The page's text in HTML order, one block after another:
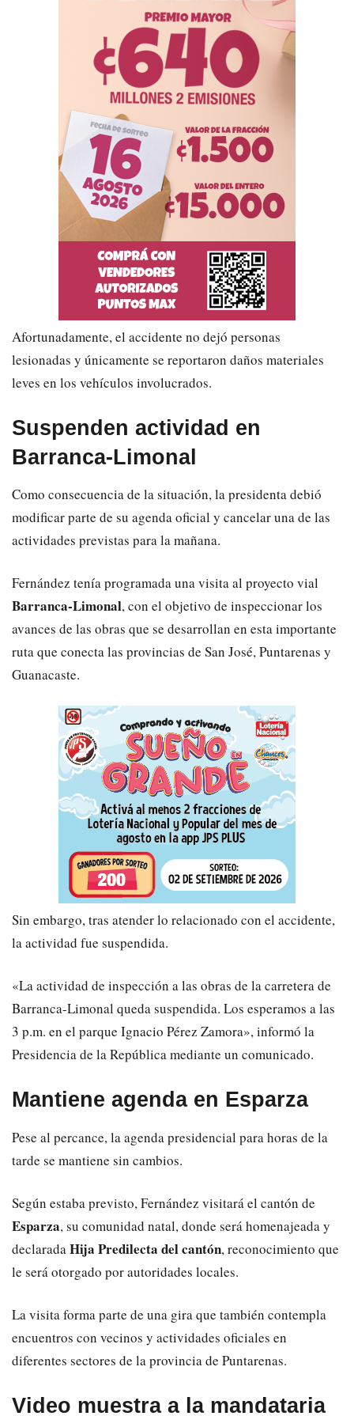
Afortunadamente, el accidente no dejó personas
lesionadas y únicamente se reportaron daños materiales
leves en los vehículos involucrados.
Suspenden actividad en
Barranca-Limonal
Como consecuencia de la situación, la presidenta debió
modificar parte de su agenda oficial y cancelar una de las
actividades previstas para la mañana.
Fernández tenía programada una visita al proyecto vial
Barranca-Limonal, con el objetivo de inspeccionar los
avances de las obras que se desarrollan en esta importante
ruta que conecta las provincias de San José, Puntarenas y
Guanacaste.
Sin embargo, tras atender lo relacionado con el accidente,
la actividad fue suspendida.
«La actividad de inspección a las obras de la carretera de
Barranca-Limonal queda suspendida. Los esperamos a las
3 p.m. en el parque Ignacio Pérez Zamora», informó la
Presidencia de la República mediante un comunicado.
Mantiene agenda en Esparza
Pese al percance, la agenda presidencial para horas de la
tarde se mantiene sin cambios.
Según estaba previsto, Fernández visitará el cantón de
Esparza, su comunidad natal, donde será homenajeada y
declaradaHija Predilecta del cantón, reconocimiento que
le será otorgado por autoridades locales.
La visita forma parte de una gira que también contempla
encuentros con vecinos y actividades oficiales en
diferentes sectores de la provincia de Puntarenas.
Video muestra a la mandataria